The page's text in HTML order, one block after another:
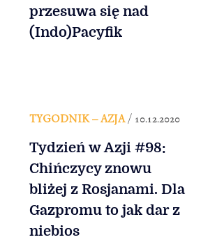
przesuwa się nad
(Indo)Pacyfik
TYGODNIK – AZJA/ 10.12.2020
Tydzień w Azji #98:
Chińczycy znowu
bliżej z Rosjanami. Dla
Gazpromu to jak dar z
niebios